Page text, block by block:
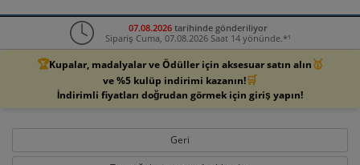
07.08.2026tarihinde gönderiliyor
Sipariş Cuma, 07.08.2026 Saat 14 yönünde.*¹
🏆Kupalar, madalyalar ve Ödüller için aksesuar satın alın🥇
ve %5 kulüp indirimi kazanın!🛒
İndirimli fiyatları doğrudan görmek için giriş yapın!
Geri